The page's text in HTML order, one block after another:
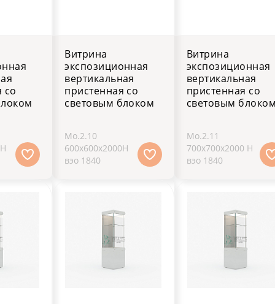
со
Витрина
экспозиционная
вертикальная
пристенная со
световым блоком
Мо.2.10
600х600х2000H
вэо 1840
Витрина
экспозиционная
вертикальная
пристенная со
световым
Мо.2.11
700х700х2000 H
вэо 1840